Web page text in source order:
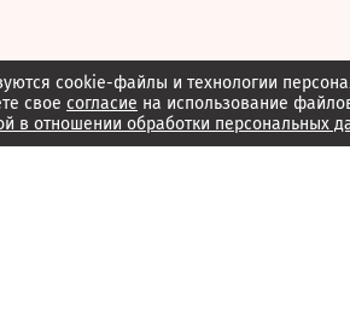
cookie-файлы и технологии
свое согласие на использование
в отношении обработки персональных